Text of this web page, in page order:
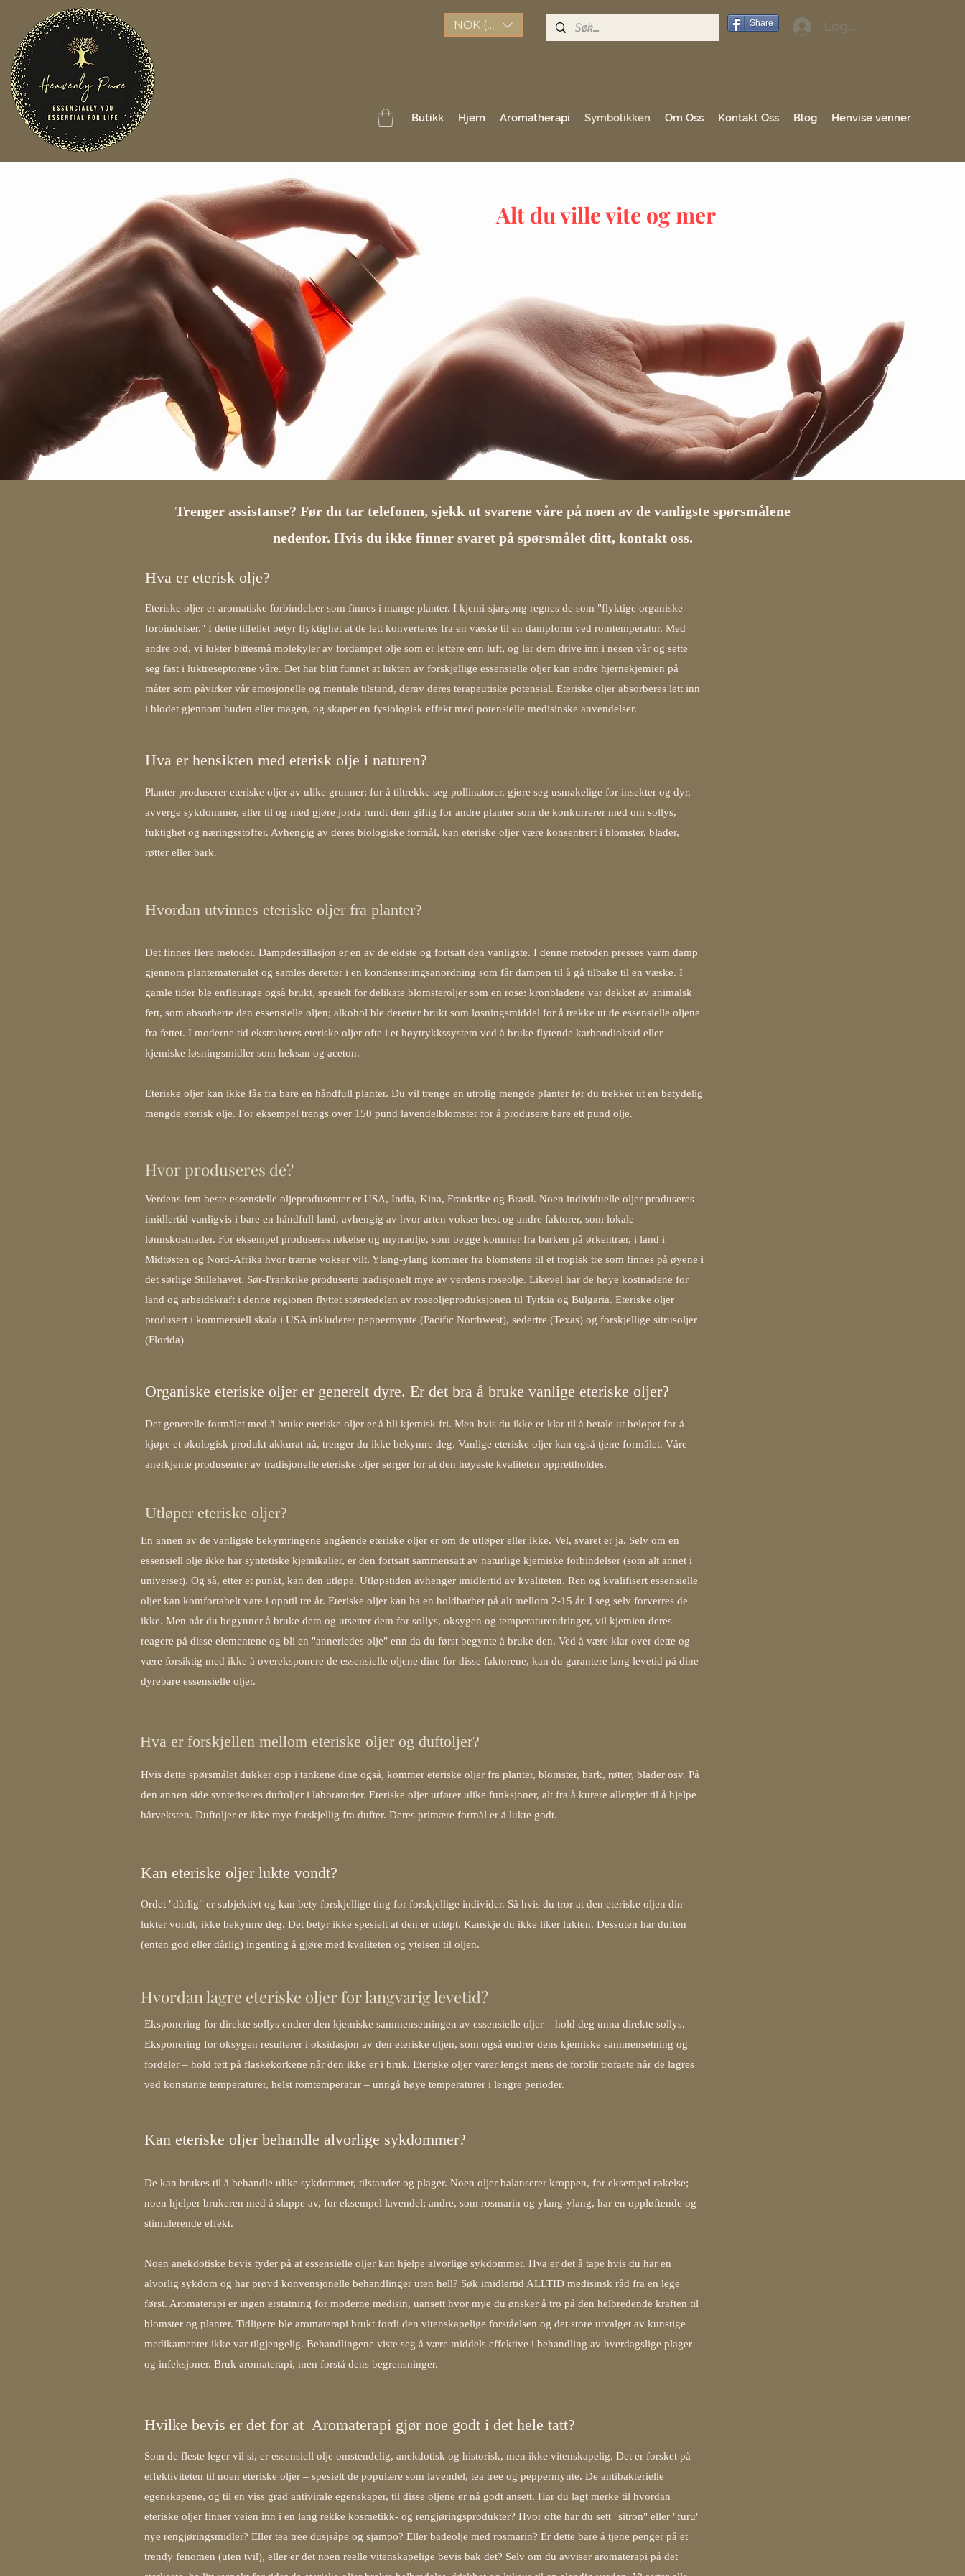
NOK (kr) Share Logg inn
Butikk Hjem Aromatherapi Symbolikken Om Oss Kontakt Oss Blog Henvise venner
Alt du ville vite og mer
Trenger assistanse? Før du tar telefonen, sjekk ut svarene våre på noen av de vanligste spørsmålene
nedenfor. Hvis du ikke finner svaret på spørsmålet ditt, kontakt oss.
Hva er eterisk olje?
Eteriske oljer er aromatiske forbindelser som finnes i mange planter. I kjemi-sjargong regnes de som "flyktige organiske
forbindelser." I dette tilfellet betyr flyktighet at de lett konverteres fra en væske til en dampform ved romtemperatur. Med
andre ord, vi lukter bittesmå molekyler av fordampet olje som er lettere enn luft, og lar dem drive inn i nesen vår og sette
seg fast i luktreseptorene våre. Det har blitt funnet at lukten av forskjellige essensielle oljer kan endre hjernekjemien på
måter som påvirker vår emosjonelle og mentale tilstand, derav deres terapeutiske potensial. Eteriske oljer absorberes lett inn
i blodet gjennom huden eller magen, og skaper en fysiologisk effekt med potensielle medisinske anvendelser.
Hva er hensikten med eterisk olje i naturen?
Planter produserer eteriske oljer av ulike grunner: for å tiltrekke seg pollinatorer, gjøre seg usmakelige for insekter og dyr,
avverge sykdommer, eller til og med gjøre jorda rundt dem giftig for andre planter som de konkurrerer med om sollys,
fuktighet og næringsstoffer. Avhengig av deres biologiske formål, kan eteriske oljer være konsentrert i blomster, blader,
røtter eller bark.
Hvordan utvinnes eteriske oljer fra planter?
Det finnes flere metoder. Dampdestillasjon er en av de eldste og fortsatt den vanligste. I denne metoden presses varm damp
gjennom plantematerialet og samles deretter i en kondenseringsanordning som får dampen til å gå tilbake til en væske. I
gamle tider ble enfleurage også brukt, spesielt for delikate blomsteroljer som en rose: kronbladene var dekket av animalsk
fett, som absorberte den essensielle oljen; alkohol ble deretter brukt som løsningsmiddel for å trekke ut de essensielle oljene
fra fettet. I moderne tid ekstraheres eteriske oljer ofte i et høytrykkssystem ved å bruke flytende karbondioksid eller
kjemiske løsningsmidler som heksan og aceton.
Eteriske oljer kan ikke fås fra bare en håndfull planter. Du vil trenge en utrolig mengde planter før du trekker ut en betydelig
mengde eterisk olje. For eksempel trengs over 150 pund lavendelblomster for å produsere bare ett pund olje.
Hvor produseres de?
Verdens fem beste essensielle oljeprodusenter er USA, India, Kina, Frankrike og Brasil. Noen individuelle oljer produseres
imidlertid vanligvis i bare en håndfull land, avhengig av hvor arten vokser best og andre faktorer, som lokale
lønnskostnader. For eksempel produseres røkelse og myrraolje, som begge kommer fra barken på ørkentrær, i land i
Midtøsten og Nord-Afrika hvor trærne vokser vilt. Ylang-ylang kommer fra blomstene til et tropisk tre som finnes på øyene i
det sørlige Stillehavet. Sør-Frankrike produserte tradisjonelt mye av verdens roseolje. Likevel har de høye kostnadene for
land og arbeidskraft i denne regionen flyttet størstedelen av roseoljeproduksjonen til Tyrkia og Bulgaria. Eteriske oljer
produsert i kommersiell skala i USA inkluderer peppermynte (Pacific Northwest), sedertre (Texas) og forskjellige sitrusoljer
(Florida)
Organiske eteriske oljer er generelt dyre. Er det bra å bruke vanlige eteriske oljer?
Det generelle formålet med å bruke eteriske oljer er å bli kjemisk fri. Men hvis du ikke er klar til å betale ut beløpet for å
kjøpe et økologisk produkt akkurat nå, trenger du ikke bekymre deg. Vanlige eteriske oljer kan også tjene formålet. Våre
anerkjente produsenter av tradisjonelle eteriske oljer sørger for at den høyeste kvaliteten opprettholdes.
Utløper eteriske oljer?
En annen av de vanligste bekymringene angående eteriske oljer er om de utløper eller ikke. Vel, svaret er ja. Selv om en
essensiell olje ikke har syntetiske kjemikalier, er den fortsatt sammensatt av naturlige kjemiske forbindelser (som alt annet i
universet). Og så, etter et punkt, kan den utløpe. Utløpstiden avhenger imidlertid av kvaliteten. Ren og kvalifisert essensielle
oljer kan komfortabelt vare i opptil tre år. Eteriske oljer kan ha en holdbarhet på alt mellom 2-15 år. I seg selv forverres de
ikke. Men når du begynner å bruke dem og utsetter dem for sollys, oksygen og temperaturendringer, vil kjemien deres
reagere på disse elementene og bli en "annerledes olje" enn da du først begynte å bruke den. Ved å være klar over dette og
være forsiktig med ikke å overeksponere de essensielle oljene dine for disse faktorene, kan du garantere lang levetid på dine
dyrebare essensielle oljer.
Hva er forskjellen mellom eteriske oljer og duftoljer?
Hvis dette spørsmålet dukker opp i tankene dine også, kommer eteriske oljer fra planter, blomster, bark, røtter, blader osv. På
den annen side syntetiseres duftoljer i laboratorier. Eteriske oljer utfører ulike funksjoner, alt fra å kurere allergier til å hjelpe
hårveksten. Duftoljer er ikke mye forskjellig fra dufter. Deres primære formål er å lukte godt.
Kan eteriske oljer lukte vondt?
Ordet "dårlig" er subjektivt og kan bety forskjellige ting for forskjellige individer. Så hvis du tror at den eteriske oljen din
lukter vondt, ikke bekymre deg. Det betyr ikke spesielt at den er utløpt. Kanskje du ikke liker lukten. Dessuten har duften
(enten god eller dårlig) ingenting å gjøre med kvaliteten og ytelsen til oljen.
Hvordan lagre eteriske oljer for langvarig levetid?
Eksponering for direkte sollys endrer den kjemiske sammensetningen av essensielle oljer – hold deg unna direkte sollys.
Eksponering for oksygen resulterer i oksidasjon av den eteriske oljen, som også endrer dens kjemiske sammensetning og
fordeler – hold tett på flaskekorkene når den ikke er i bruk. Eteriske oljer varer lengst mens de forblir trofaste når de lagres
ved konstante temperaturer, helst romtemperatur – unngå høye temperaturer i lengre perioder.
Kan eteriske oljer behandle alvorlige sykdommer?
De kan brukes til å behandle ulike sykdommer, tilstander og plager. Noen oljer balanserer kroppen, for eksempel røkelse;
noen hjelper brukeren med å slappe av, for eksempel lavendel; andre, som rosmarin og ylang-ylang, har en oppløftende og
stimulerende effekt.
Noen anekdotiske bevis tyder på at essensielle oljer kan hjelpe alvorlige sykdommer. Hva er det å tape hvis du har en
alvorlig sykdom og har prøvd konvensjonelle behandlinger uten hell? Søk imidlertid ALLTID medisinsk råd fra en lege
først. Aromaterapi er ingen erstatning for moderne medisin, uansett hvor mye du ønsker å tro på den helbredende kraften til
blomster og planter. Tidligere ble aromaterapi brukt fordi den vitenskapelige forståelsen og det store utvalget av kunstige
medikamenter ikke var tilgjengelig. Behandlingene viste seg å være middels effektive i behandling av hverdagslige plager
og infeksjoner. Bruk aromaterapi, men forstå dens begrensninger.
Hvilke bevis er det for at Aromaterapi gjør noe godt i det hele tatt?
Som de fleste leger vil si, er essensiell olje omstendelig, anekdotisk og historisk, men ikke vitenskapelig. Det er forsket på
effektiviteten til noen eteriske oljer – spesielt de populære som lavendel, tea tree og peppermynte. De antibakterielle
egenskapene, og til en viss grad antivirale egenskaper, til disse oljene er nå godt ansett. Har du lagt merke til hvordan
eteriske oljer finner veien inn i en lang rekke kosmetikk- og rengjøringsprodukter? Hvor ofte har du sett "sitron" eller "furu"
nye rengjøringsmidler? Eller tea tree dusjsåpe og sjampo? Eller badeolje med rosmarin? Er dette bare å tjene penger på et
trendy fenomen (uten tvil), eller er det noen reelle vitenskapelige bevis bak det? Selv om du avviser aromaterapi på det